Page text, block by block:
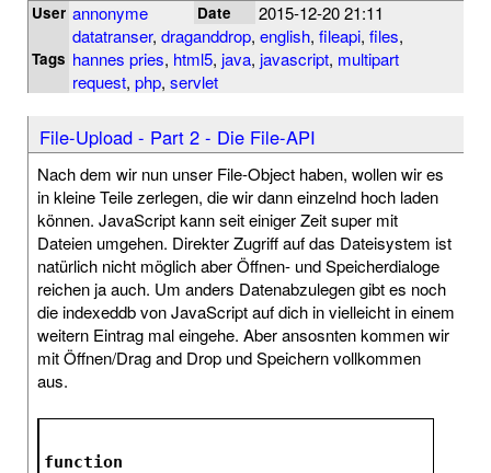
User annonyme Date 2015-12-20 21:11
Tags
datatranser, draganddrop, english, fileapi, files,
hannes pries, html5, java, javascript, multipart
request, php, servlet
File-Upload - Part 2 - Die File-API
Nach dem wir nun unser File-Object haben, wollen wir es
in kleine Teile zerlegen, die wir dann einzelnd hoch laden
können. JavaScript kann seit einiger Zeit super mit
Dateien umgehen. Direkter Zugriff auf das Dateisystem ist
natürlich nicht möglich aber Öffnen- und Speicherdialoge
reichen ja auch. Um anders Datenabzulegen gibt es noch
die indexeddb von JavaScript auf dich in vielleicht in einem
weitern Eintrag mal eingehe. Aber ansosnten kommen wir
mit Öffnen/Drag and Drop und Speichern vollkommen
aus.
function